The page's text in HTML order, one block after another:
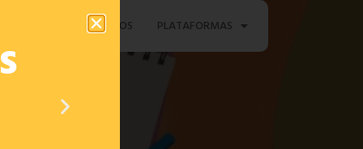
CONTACTOS PLATAFORMAS